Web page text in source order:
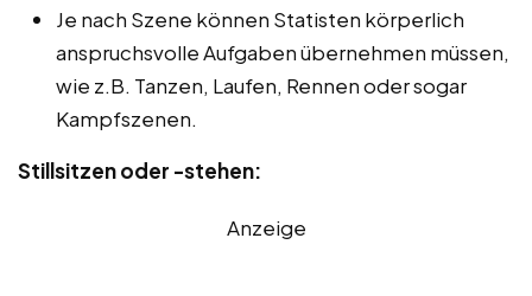
Je nach Szene können Statisten körperlich
anspruchsvolle Aufgaben übernehmen müssen,
wie z.B. Tanzen, Laufen, Rennen oder sogar
Kampfszenen.
Stillsitzen oder -stehen:
Anzeige